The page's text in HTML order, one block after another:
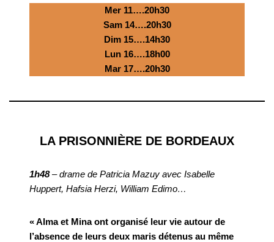
Mer 11….20h30
Sam 14….20h30
Dim 15….14h30
Lun 16….18h00
Mar 17….20h30
LA PRISONNIÈRE DE BORDEAUX
1h48– drame de Patricia Mazuy avec Isabelle
Huppert, Hafsia Herzi, William Edimo…
« Alma et Mina ont organisé leur vie autour de
l’absence de leurs deux maris détenus au même